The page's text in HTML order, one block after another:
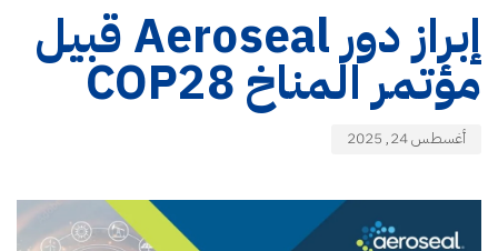
إبراز دور Aeroseal قبيل
مؤتمر المناخ COP28
أغسطس 24, 2025